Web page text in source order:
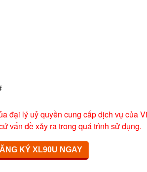
đại lý uỷ quyền cung cấp dịch vụ của
vấn đề xảy ra trong quá trình sử dụng.
KÝ XL90U NGAY